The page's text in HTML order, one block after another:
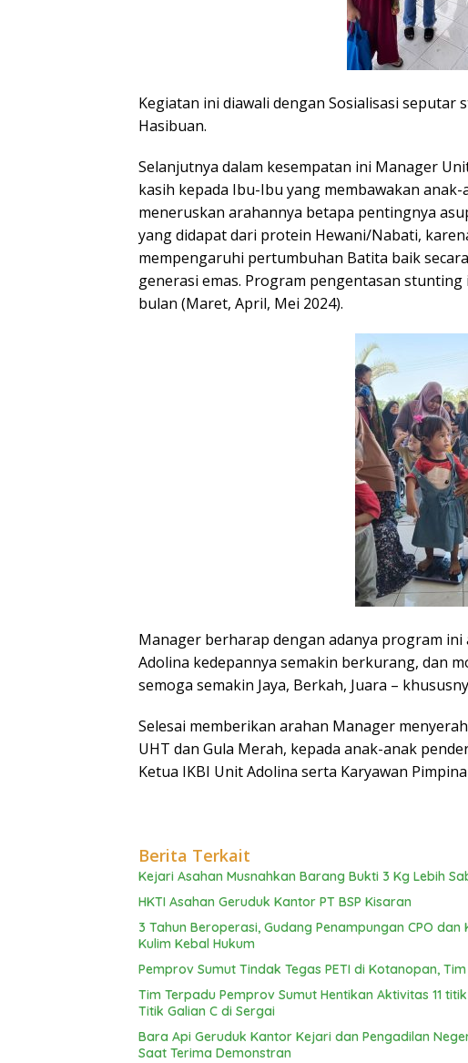
Kegiatan ini diawali dengan Sosialisasi seputar
Hasibuan.
Selanjutnya dalam kesempatan ini Manager
kasih kepada Ibu-Ibu yang membawakan
meneruskan arahannya betapa pentingnya
yang didapat dari protein Hewani/Nabati,
mempengaruhi pertumbuhan Batita baik
generasi emas. Program pengentasan
bulan (Maret, April, Mei 2024).
Manager berharap dengan adanya program
Adolina kedepannya semakin berkurang, dan
semoga semakin Jaya, Berkah, Juara –
Selesai memberikan arahan Manager
UHT dan Gula Merah, kepada anak-anak
Ketua IKBI Unit Adolina serta Karyawan
Berita Terkait
Kejari Asahan Musnahkan Barang Bukti 3 Kg Lebih
HKTI Asahan Geruduk Kantor PT BSP Kisaran
3 Tahun Beroperasi, Gudang Penampungan CPO dan
Kulim Kebal Hukum
Pemprov Sumut Tindak Tegas PETI di Kotanopan,
Tim Terpadu Pemprov Sumut Hentikan Aktivitas 11
Titik Galian C di Sergai
Bara Api Geruduk Kantor Kejari dan Pengadilan
Saat Terima Demonstran